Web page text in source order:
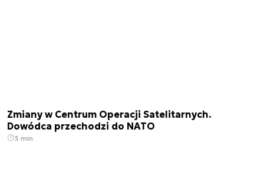
Zmiany w Centrum Operacji Satelitarnych.
Dowódca przechodzi do NATO
3 min.